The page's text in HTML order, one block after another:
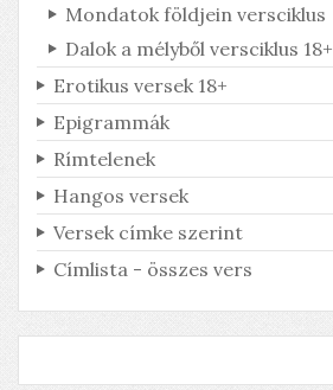
Mondatok földjein versciklus
Dalok a mélyből versciklus 18+
Erotikus versek 18+
Epigrammák
Rímtelenek
Hangos versek
Versek címke szerint
Címlista - összes vers